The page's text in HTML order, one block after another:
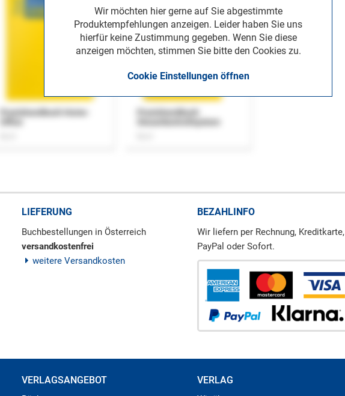
Wir möchten hier gerne auf Sie abgestimmte
Produktempfehlungen anzeigen. Leider haben Sie uns
hierfür keine Zustimmung gegeben. Wenn Sie diese
anzeigen möchten, stimmen Sie bitte den Cookies zu.
Cookie Einstellungen öffnen
Praxishandbuch Home-
Praxishandbuch
LIEFERUNG
Buchbestellungen in Österreich
versandkostenfrei
weitere Versandkosten
BEZAHLINFO
Wir liefern per Rechnung, Kreditkarte,
PayPal oder Sofort.
VERLAGSANGEBOT VERLAG